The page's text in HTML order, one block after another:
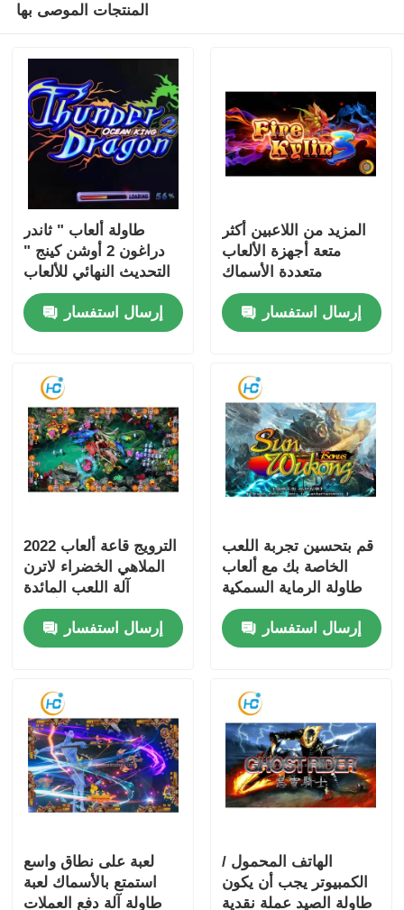
المنتجات الموصى بها
طاولة ألعاب " ثاندر
دراغون 2 أوشن كينج "
التحديث النهائي للألعاب
للأعمار 8 سنوات
إرسال استفسار
المزيد من اللاعبين أكثر
متعة أجهزة الألعاب
متعددة الأسماك
البرمجيات الأسماك
طاولة العملة تعمل اللعبة
إرسال استفسار
2022 الترويج قاعة ألعاب
الملاهي الخضراء لاترن
آلة اللعب المائدة
للأسماك مجموعة ألعاب
المهارات صياد الأسماك
إرسال استفسار
قم بتحسين تجربة اللعب
الخاصة بك مع ألعاب
طاولة الرماية السمكية
التي يمكن تخصيصها
إرسال استفسار
لعبة على نطاق واسع
استمتع بالأسماك لعبة
طاولة آلة دفع العملات
الهاتف المحمول /
الكمبيوتر يجب أن يكون
طاولة الصيد عملة نقدية